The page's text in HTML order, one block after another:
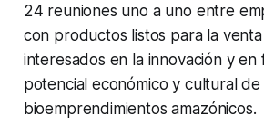
24 reuniones uno a uno entre
con productos listos para la
interesados en la innovación y
potencial económico y cultural de
bioemprendimientos amazónicos.